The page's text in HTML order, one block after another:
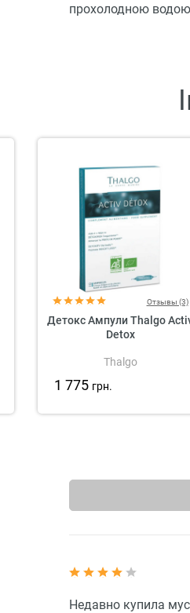
прохолодною
Отзывы (3)
Детокс Ампули Thalgo
Detox
Thalgo
1 775 грн.
Недавно купила